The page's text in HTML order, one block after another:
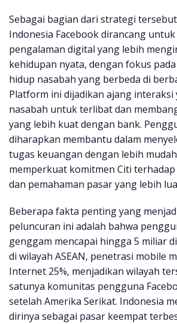
Sebagai bagian dari strategi
Indonesia Facebook dirancang
pengalaman digital yang lebih
kehidupan nyata, dengan fokus
hidup nasabah yang berbeda di
Platform ini dijadikan ajang
nasabah untuk terlibat dan
yang lebih kuat dengan bank.
diharapkan membantu dalam
tugas keuangan dengan lebih
memperkuat komitmen Citi
dan pemahaman pasar yang lebih
Beberapa fakta penting yang
peluncuran ini adalah bahwa
genggam mencapai hingga 5 miliar
di wilayah ASEAN, penetrasi mobile
Internet 25%, menjadikan wilayah
satunya komunitas pengguna
setelah Amerika Serikat. Indonesia
dirinya sebagai pasar keempat